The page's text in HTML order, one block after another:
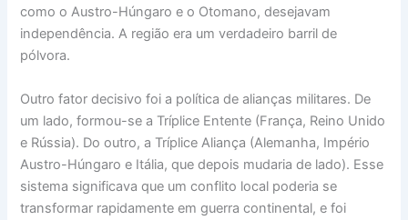
como o Austro-Húngaro e o Otomano, desejavam
independência. A região era um verdadeiro barril de
pólvora.
Outro fator decisivo foi a política de alianças militares. De
um lado, formou-se a Tríplice Entente (França, Reino Unido
e Rússia). Do outro, a Tríplice Aliança (Alemanha, Império
Austro-Húngaro e Itália, que depois mudaria de lado). Esse
sistema significava que um conflito local poderia se
transformar rapidamente em guerra continental, e foi